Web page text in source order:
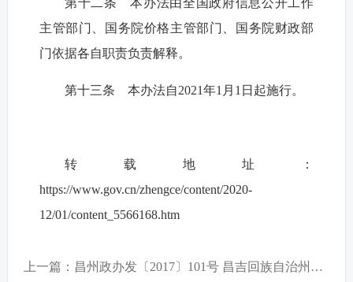
第十二条 本办法由全国政府信息公开工作
主管部门、国务院价格主管部门、国务院财政部
门依据各自职责负责解释。
第十三条 本办法自2021年1月1日起施行。
转载地址：
https://www.gov.cn/zhengce/content/2020-
12/01/content_5566168.htm
上一篇：昌州政办发〔2017〕101号 昌吉回族自治州人民政府办公室关于印发《自治州人民政府网站信息发布 管理制度（试行）》的通知